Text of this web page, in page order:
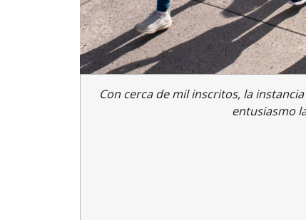
Con cerca de mil inscritos, la
entusiasmo